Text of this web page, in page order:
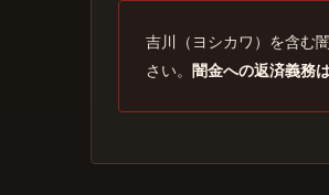
吉川（ヨシカワ）を含む
さい。 闇金への返済義務